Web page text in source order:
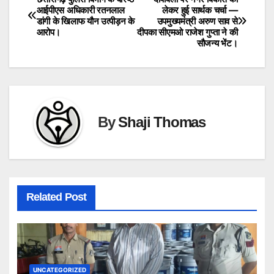
Post
navigation
लेकर हुई सार्थक चर्चा —
उपमुख्यमंत्री अरुण साव से
दीपका सीएमओ राजेश गुप्ता ने की
सौजन्य भेंट।
आईपीएस अधिकारी रतनलाल
डांगी के खिलाफ यौन उत्पीड़न के
आरोप।
ByShaji Thomas
Related Post
UNCATEGORIZED